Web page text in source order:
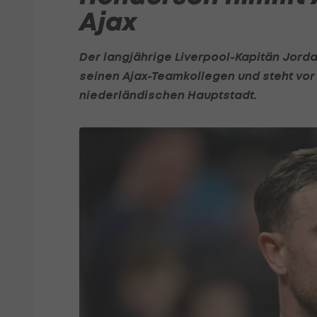
Ajax
Der langjährige Liverpool-Kapitän
seinen Ajax-Teamkollegen und steht
niederländischen Hauptstadt.